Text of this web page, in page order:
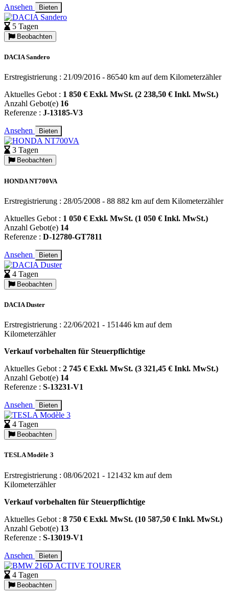
Ansehen Bieten
5 Tagen
Beobachten
DACIA Sandero
Erstregistrierung : 21/09/2016 - 86540 km auf dem Kilometerzähler
Aktuelles Gebot : 1 850 € Exkl. MwSt. (2 238,50 € Inkl. MwSt.)
Anzahl Gebot(e) 16
Referenze : J-13185-V3
Ansehen Bieten
3 Tagen
Beobachten
HONDA NT700VA
Erstregistrierung : 28/05/2008 - 88 882 km auf dem Kilometerzähler
Aktuelles Gebot : 1 050 € Exkl. MwSt. (1 050 € Inkl. MwSt.)
Anzahl Gebot(e) 14
Referenze : D-12780-GT7811
Ansehen Bieten
4 Tagen
Beobachten
DACIA Duster
Erstregistrierung : 22/06/2021 - 151446 km auf dem
Kilometerzähler
Verkauf vorbehalten für Steuerpflichtige
Aktuelles Gebot : 2 745 € Exkl. MwSt. (3 321,45 € Inkl. MwSt.)
Anzahl Gebot(e) 14
Referenze : S-13231-V1
Ansehen Bieten
4 Tagen
Beobachten
TESLA Modèle 3
Erstregistrierung : 08/06/2021 - 121432 km auf dem
Kilometerzähler
Verkauf vorbehalten für Steuerpflichtige
Aktuelles Gebot : 8 750 € Exkl. MwSt. (10 587,50 € Inkl. MwSt.)
Anzahl Gebot(e) 13
Referenze : S-13019-V1
Ansehen Bieten
4 Tagen
Beobachten